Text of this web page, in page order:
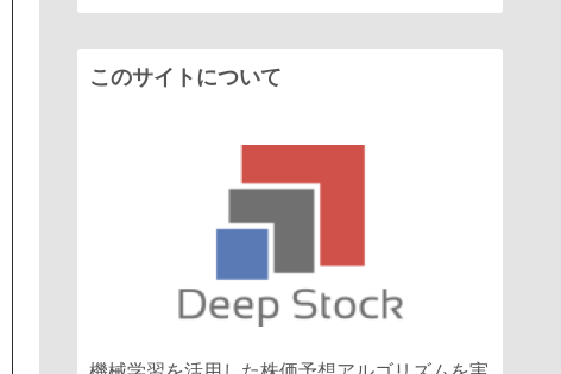
このサイトについて